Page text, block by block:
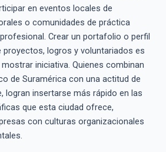
en eventos locales de
o comunidades de práctica
Crear un portafolio o perfil
proyectos, logros y voluntariados es
iniciativa. Quienes combinan
de Suramérica con una actitud de
logran insertarse más rápido en las
que esta ciudad ofrece,
con culturas organizacionales